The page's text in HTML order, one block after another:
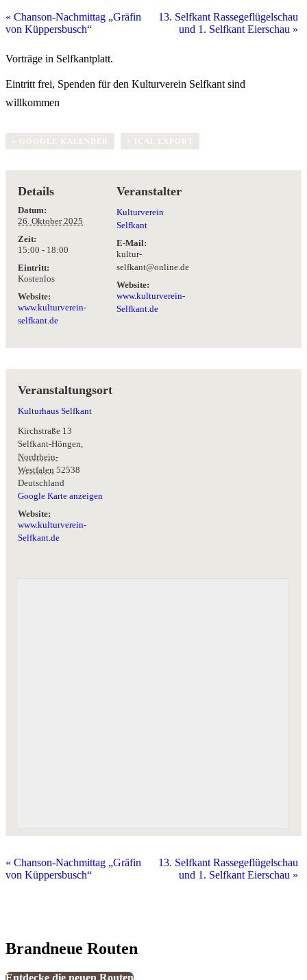
« Chanson-Nachmittag „Gräfin
von Küppersbusch“
13. Selfkant Rassegeflügelschau
und 1. Selfkant Eierschau »
Vorträge in Selfkantplatt.
Eintritt frei, Spenden für den Kulturverein Selfkant sind
willkommen
+ GOOGLE KALENDER + ICAL EXPORT
Details
Datum:
26. Oktober 2025
Zeit:
15:00 - 18:00
Eintritt:
Kostenlos
Website:
www.kulturverein-
selfkant.de
Veranstalter
Kulturverein
Selfkant
E-Mail:
kultur-
selfkant@online.de
Website:
www.kulturverein-
Selfkant.de
Veranstaltungsort
Kulturhaus Selfkant
Kirchstraße 13
Selfkant-Höngen
Nordrhein-
Westfalen 52538
Deutschland
Google Karte anzeigen
Website:
www.kulturverein-
Selfkant.de
« Chanson-Nachmittag „Gräfin
von Küppersbusch“
13. Selfkant Rassegeflügelschau
und 1. Selfkant Eierschau »
Brandneue Routen